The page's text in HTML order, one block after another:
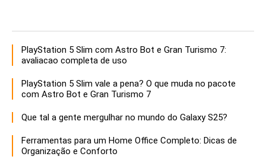
PlayStation 5 Slim com Astro Bot e Gran Turismo 7:
avaliacao completa de uso
PlayStation 5 Slim vale a pena? O que muda no pacote
com Astro Bot e Gran Turismo 7
Que tal a gente mergulhar no mundo do Galaxy S25?
Ferramentas para um Home Office Completo: Dicas de
Organização e Conforto